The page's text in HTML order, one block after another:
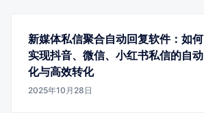
新媒体私信聚合自动回复软件：如何
实现抖音、微信、小红书私信的自动
化与高效转化
2025年10月28日